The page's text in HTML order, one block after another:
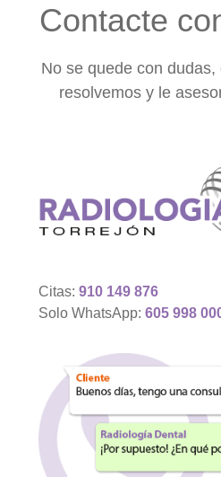
Contacte
No se quede con
resolvemos y le
Citas: 910 149 876
Solo WhatsApp: 605 998